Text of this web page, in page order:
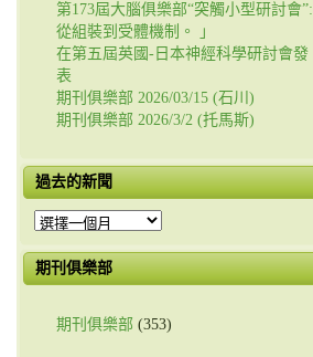
第173屆大腦俱樂部“突觸小型研討會”:
從組裝到受體機制。 」
在第五屆英國-日本神經科學研討會發
表
期刊俱樂部 2026/03/15 (石川)
期刊俱樂部 2026/3/2 (托馬斯)
過去的新聞
過
的
新
期刊俱樂部
期刊俱樂部 (353)